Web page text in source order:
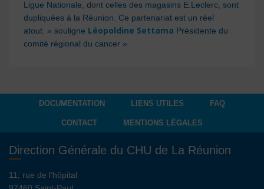
Ligue Nationale, dont celles des magasins E.Leclerc, sont
dupliquées à la Réunion. Ce partenariat est un réel
atout. » souligne Léopoldine Settama Présidente du
comité régional du cancer »
DOCUMENTATION LIENS UTILES FAQ
CONTACT MENTIONS LÉGALES
Direction Générale du CHU de La Réunion
11, rue de l’hôpital